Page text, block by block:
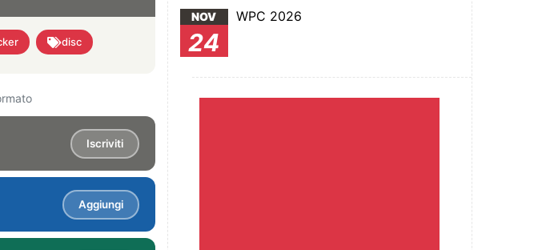
disc
Iscriviti
Aggiungi
NOV
24
WPC 2026